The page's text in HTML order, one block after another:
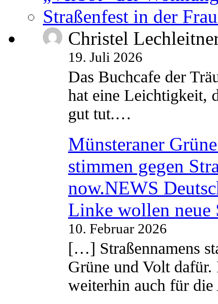
Straßenfest in der
Christel
19. Juli 2026
Das Buchcafe der
hat eine Leichtigkeit,
gut tut.…
Münsteraner
stimmen gegen
now.NEWS
Linke wollen neue
10. Februar 2026
[…] Straßennamens
Grüne und Volt
weiterhin auch für